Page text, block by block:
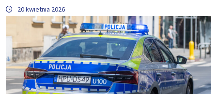
20 kwietnia 2026